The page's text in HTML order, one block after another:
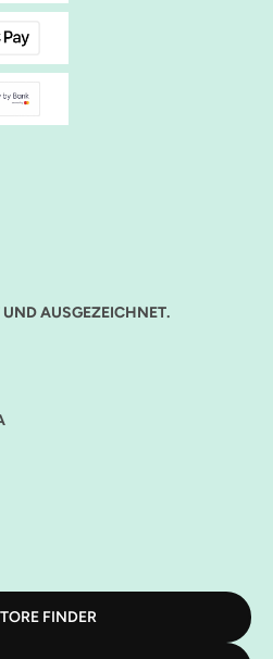
AUSGEZEICHNET.
FINDER